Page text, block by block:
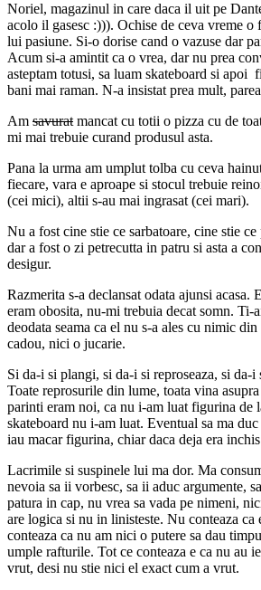
Noriel, magazinul in care daca il uit pe
acolo il gasesc :))). Ochise de ceva vreme
lui pasiune. Si-o dorise cand o vazuse dar
Acum si-a amintit ca o vrea, dar nu prea
asteptam totusi, sa luam skateboard si apoi
bani mai raman. N-a insistat prea mult,
Am savurat mancat cu totii o pizza cu de
mi mai trebuie curand produsul asta.
Pana la urma am umplut tolba cu ceva
fiecare, vara e aproape si stocul trebuie
(cei mici), altii s-au mai ingrasat (cei mari).
Nu a fost cine stie ce sarbatoare, cine stie
dar a fost o zi petrecutta in patru si asta a
desigur.
Razmerita s-a declansat odata ajunsi acasa.
eram obosita, nu-mi trebuia decat somn. Ti-
deodata seama ca el nu s-a ales cu nimic
cadou, nici o jucarie.
Si da-i si plangi, si da-i si reproseaza, si da-i
Toate reprosurile din lume, toata vina
parinti eram noi, ca nu i-am luat figurina de
skateboard nu i-am luat. Eventual sa ma
iau macar figurina, chiar daca deja era
Lacrimile si suspinele lui ma dor. Ma
nevoia sa ii vorbesc, sa ii aduc argumente,
patura in cap, nu vrea sa vada pe nimeni,
are logica si nu in linisteste. Nu conteaza ca
conteaza ca nu am nici o putere sa dau
umple rafturile. Tot ce conteaza e ca nu au
vrut, desi nu stie nici el exact cum a vrut.